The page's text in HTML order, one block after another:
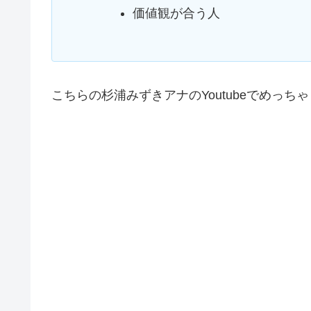
価値観が合う人
こちらの杉浦みずきアナのYoutubeでめっちゃ